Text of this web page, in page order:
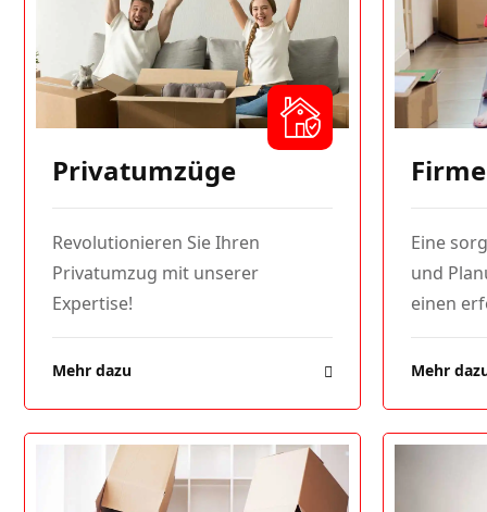
Privatumzüge
Revolutionieren Sie Ihren
Privatumzug mit unserer
Expertise!
Mehr dazu
Eine
und
einen
Mehr